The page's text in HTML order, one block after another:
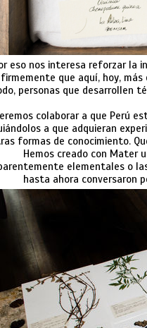
eso nos interesa reforzar la
firmemente que aquí, hoy,
personas que desarrollen
colaborar a que Perú
a que adquieran
formas de conocimiento.
Hemos creado con Mater
elementales o
hasta ahora conversaron